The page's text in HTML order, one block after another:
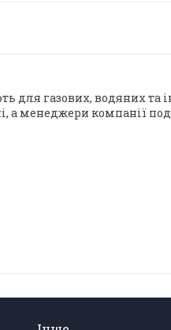
для газових, водяних та
а менеджери компанії